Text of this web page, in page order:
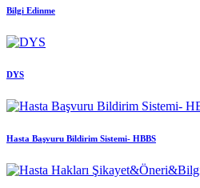
Bilgi Edinme
DYS
Hasta Başvuru Bildirim Sistemi- HBBS